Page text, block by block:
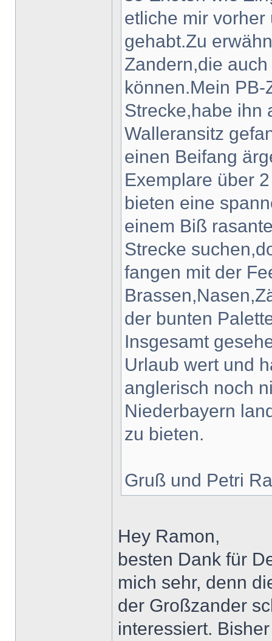
etliche mir
gehabt.Zu
Zandern,die
können.Mein
Strecke,habe ihn
Walleransitz
einen Beifang
Exemplare über
bieten eine
einem Biß
Strecke
fangen mit der
der bunten
Insgesamt
Urlaub wert und
anglerisch noch
Niederbayern
zu bieten.
Gruß und Petri
Hey Ramon,
besten Dank für
mich sehr, denn
der Großzander
interessiert.